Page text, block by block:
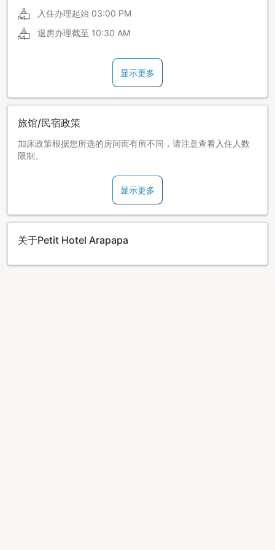
入住办理起始 03:00 PM
退房办理截至 10:30 AM
显示更多
旅馆/民宿政策
加床政策根据您所选的房间而有所不同，请注意查看入住人数
限制。
显示更多
关于Petit Hotel Arapapa